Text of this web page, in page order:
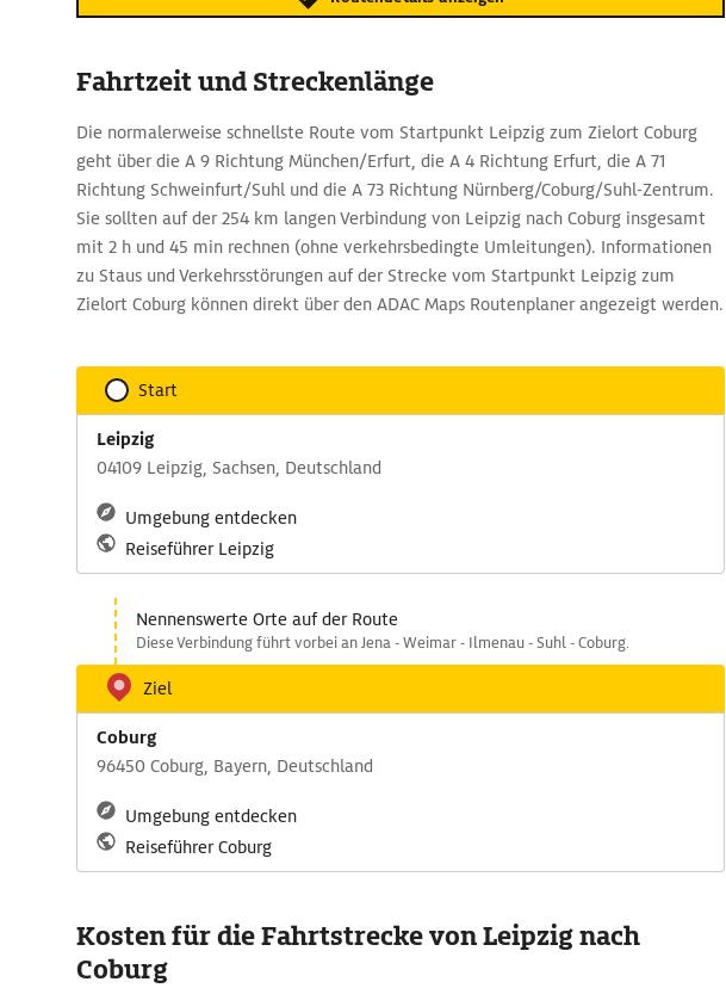
Fahrtzeit und Streckenlänge
Die normalerweise schnellste Route vom Startpunkt Leipzig zum Zielort Coburg
geht über die A 9 Richtung München/Erfurt, die A 4 Richtung Erfurt, die A 71
Richtung Schweinfurt/Suhl und die A 73 Richtung Nürnberg/Coburg/Suhl-Zentrum.
Sie sollten auf der 254 km langen Verbindung von Leipzig nach Coburg insgesamt
mit 2 h und 45 min rechnen (ohne verkehrsbedingte Umleitungen). Informationen
zu Staus und Verkehrsstörungen auf der Strecke vom Startpunkt Leipzig zum
Zielort Coburg können direkt über den ADAC Maps Routenplaner angezeigt werden.
Start
Leipzig
04109 Leipzig, Sachsen, Deutschland
Umgebung entdecken
Reiseführer Leipzig
Nennenswerte Orte auf der Route
Diese Verbindung führt vorbei an Jena - Weimar - Ilmenau - Suhl - Coburg.
Ziel
Coburg
96450 Coburg, Bayern, Deutschland
Umgebung entdecken
Reiseführer Coburg
Kosten für die Fahrtstrecke von Leipzig nach
Coburg